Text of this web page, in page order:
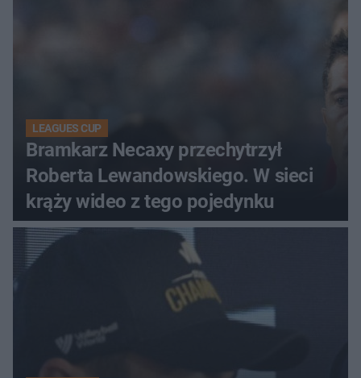
LEAGUES CUP
Bramkarz Necaxy przechytrzył
Roberta Lewandowskiego. W sieci
krąży wideo z tego pojedynku